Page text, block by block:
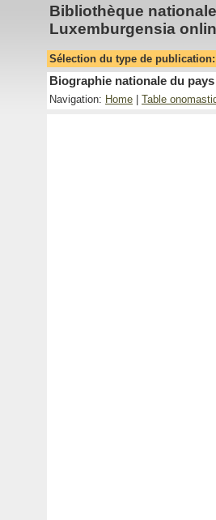
Bibliothèque
Luxemburgensia
Sélection du type de publication:
Biographie nationale du
Navigation: Home Table